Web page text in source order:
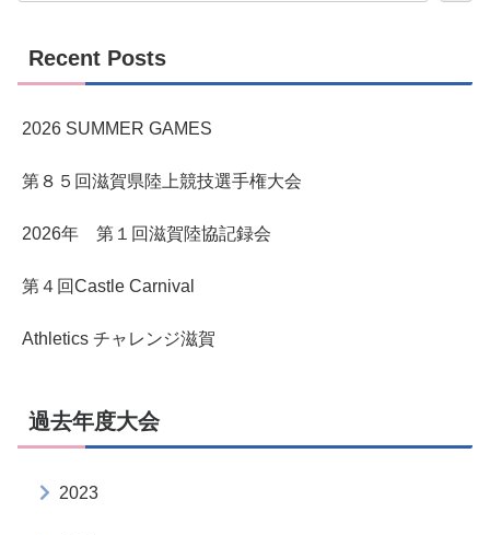
Recent Posts
2026 SUMMER GAMES
第８５回滋賀県陸上競技選手権大会
2026年 第１回滋賀陸協記録会
第４回Castle Carnival
Athletics チャレンジ滋賀
過去年度大会
2023